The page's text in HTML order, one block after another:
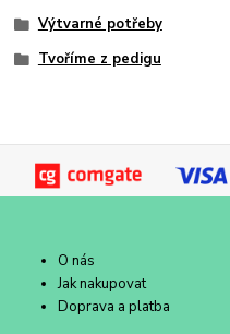
Výtvarné potřeby
Tvoříme z pedigu
O nás
Jak nakupovat
Doprava a platba